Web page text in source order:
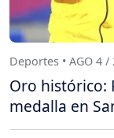
Deportes • AGO 4 /
Oro histórico:
medalla en